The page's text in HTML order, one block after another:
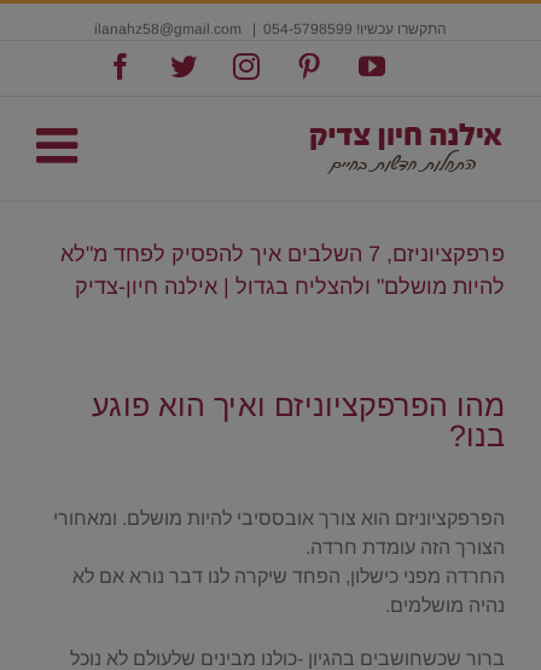
התקשרו עכשיו! 054-5798599
YouTube
Pinterest
Instagram
Twitter
פרפקציוניזם, 7 השלבים איך להפסיק לפחד מ"לא
להיות מושלם" ולהצליח בגדול | אילנה חיון-צדיק
מהו הפרפקציוניזם ואיך הוא פוגע
בנו?
הפרפקציוניזם הוא צורך אובססיבי להיות מושלם. ומאחורי
הצורך הזה עומדת חרדה.
החרדה מפני כישלון, הפחד שיקרה לנו דבר נורא אם לא
נהיה מושלמים.
ברור שכשחושבים בהגיון -כולנו מבינים שלעולם לא נוכל